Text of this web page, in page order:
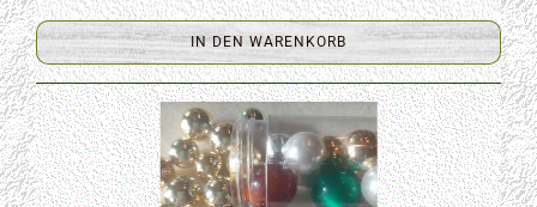
IN DEN WARENKORB